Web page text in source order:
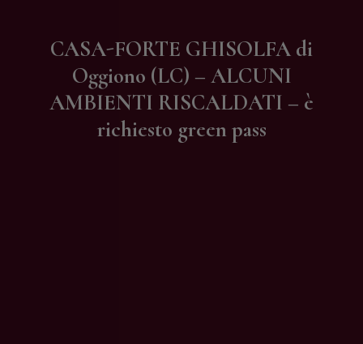
CASA-FORTE GHISOLFA di
Oggiono (LC) – ALCUNI
AMBIENTI RISCALDATI – è
richiesto green pass